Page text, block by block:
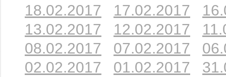
18.02.2017
17.02.2017
13.02.2017
12.02.2017
08.02.2017
07.02.2017
02.02.2017
01.02.2017